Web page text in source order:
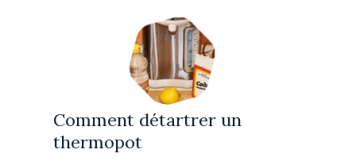
Comment détartrer un
thermopot